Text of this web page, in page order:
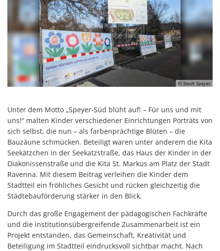
© Stadt Speyer
Unter dem Motto „Speyer-Süd blüht auf! – Für uns und mit
uns!“ malten Kinder verschiedener Einrichtungen Porträts von
sich selbst, die nun – als farbenprächtige Blüten – die
Bauzäune schmücken. Beteiligt waren unter anderem die Kita
Seekätzchen in der Seekatzstraße, das Haus der Kinder in der
Diakonissenstraße und die Kita St. Markus am Platz der Stadt
Ravenna. Mit diesem Beitrag verleihen die Kinder dem
Stadtteil ein fröhliches Gesicht und rücken gleichzeitig die
Städtebauförderung stärker in den Blick.
Durch das große Engagement der pädagogischen Fachkräfte
und die institutionsübergreifende Zusammenarbeit ist ein
Projekt entstanden, das Gemeinschaft, Kreativität und
Beteiligung im Stadtteil eindrucksvoll sichtbar macht. Nach